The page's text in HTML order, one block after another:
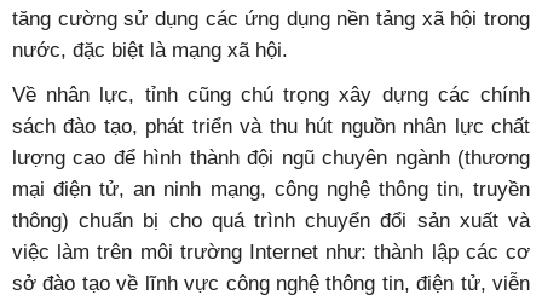
tăng cường sử dụng các ứng dụng nền tảng xã hội trong
nước, đặc biệt là mạng xã hội.
Về nhân lực, tỉnh cũng chú trọng xây dựng các chính
sách đào tạo, phát triển và thu hút nguồn nhân lực chất
lượng cao để hình thành đội ngũ chuyên ngành (thương
mại điện tử, an ninh mạng, công nghệ thông tin, truyền
thông) chuẩn bị cho quá trình chuyển đổi sản xuất và
việc làm trên môi trường Internet như: thành lập các cơ
sở đào tạo về lĩnh vực công nghệ thông tin, điện tử, viễn